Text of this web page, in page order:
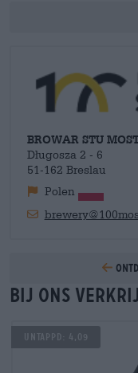
brouwtraditie van de
en maken optimaal
BROWAR STU
Długosza 2 - 6
51-162 Breslau
Polen
Bij ons
Untappd: 4,09